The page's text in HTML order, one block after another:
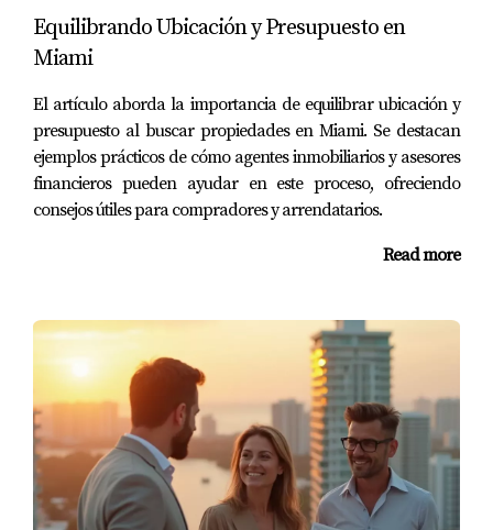
saludable al ofrecer espacios para actividades físicas, lo
cual contribuye al bienestar general.
¿Cómo afecta esto al valor de la propiedad?
La demanda por propiedades cercanas a comercios y
espacios recreativos tiende a aumentar, elevando así el
valor del inmueble a largo plazo.
gastronómica y recreativa compensa la inversión para
muchos residentes.
¿Qué áreas son recomendables para comprar
vivienda en Miami?
Zonas como Wynwood, Brickell y Coral Gables son
altamente recomendadas por su combinación de
Equilibrando Ubicación y Presupuesto en
Miami
El artículo aborda la importancia de equilibrar ubicación y
presupuesto al buscar propiedades en Miami. Se destacan
ejemplos prácticos de cómo agentes inmobiliarios y asesores
financieros pueden ayudar en este proceso, ofreciendo
consejos útiles para compradores y arrendatarios.
Read more